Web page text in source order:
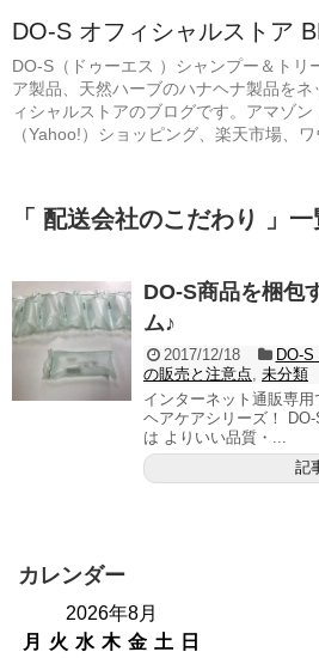
DO-S オフィシャルストア
DO-S（ドゥーエス ）シャンプー＆トリ
ア製品、天然ハーブのハナヘナ製品をネ
ィシャルストアのブログです。アマゾ
（Yahoo!）ショッピング、楽天市場、
「 配送会社のこだわり 」一
DO-S商品を梱包
ム♪
2017/12/18 DO-
の販売と注意点 未分類
インターネット通販専
ヘアケアシリーズ！
は よりいい品質・...
記
カレンダー
2026年8月
月
火 水 木 金 土 日